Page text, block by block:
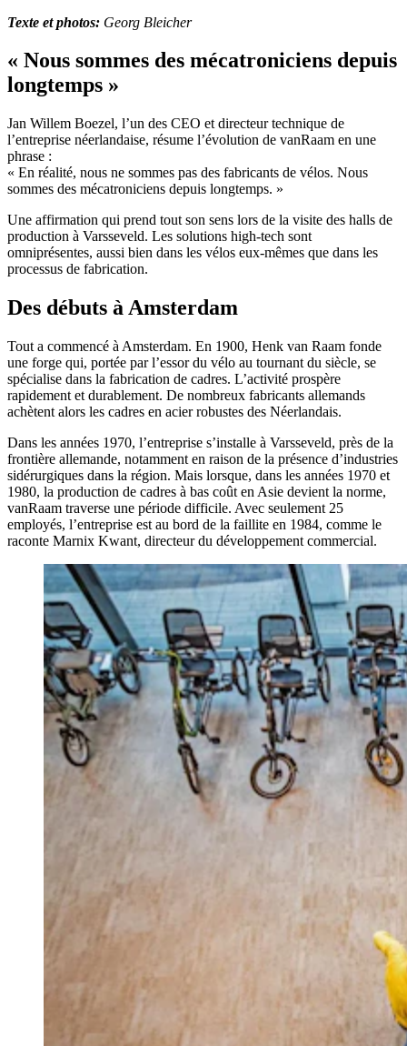
Texte et photos: Georg Bleicher
« Nous sommes des mécatroniciens depuis
longtemps »
Jan Willem Boezel, l’un des CEO et directeur technique de
l’entreprise néerlandaise, résume l’évolution de vanRaam en une
phrase :
« En réalité, nous ne sommes pas des fabricants de vélos. Nous
sommes des mécatroniciens depuis longtemps. »
Une affirmation qui prend tout son sens lors de la visite des halls de
production à Varsseveld. Les solutions high-tech sont
omniprésentes, aussi bien dans les vélos eux-mêmes que dans les
processus de fabrication.
Des débuts à Amsterdam
Tout a commencé à Amsterdam. En 1900, Henk van Raam fonde
une forge qui, portée par l’essor du vélo au tournant du siècle, se
spécialise dans la fabrication de cadres. L’activité prospère
rapidement et durablement. De nombreux fabricants allemands
achètent alors les cadres en acier robustes des Néerlandais.
Dans les années 1970, l’entreprise s’installe à Varsseveld, près de la
frontière allemande, notamment en raison de la présence d’industries
sidérurgiques dans la région. Mais lorsque, dans les années 1970 et
1980, la production de cadres à bas coût en Asie devient la norme,
vanRaam traverse une période difficile. Avec seulement 25
employés, l’entreprise est au bord de la faillite en 1984, comme le
raconte Marnix Kwant, directeur du développement commercial.